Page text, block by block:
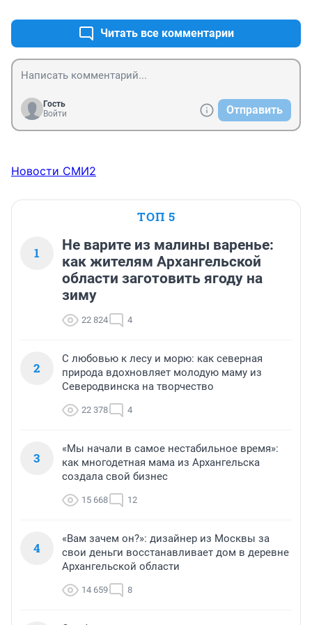
Читать все комментарии
Гость
Войти
Отправить
Новости СМИ2
ТОП 5
1
Не варите из малины варенье:
как жителям Архангельской
области заготовить ягоду на
зиму
22 824 4
2
С любовью к лесу и морю: как северная
природа вдохновляет молодую маму из
Северодвинска на творчество
22 378 4
3
«Мы начали в самое нестабильное время»:
как многодетная мама из Архангельска
создала свой бизнес
15 668 12
4
«Вам зачем он?»: дизайнер из Москвы за
свои деньги восстанавливает дом в деревне
Архангельской области
14 659 8